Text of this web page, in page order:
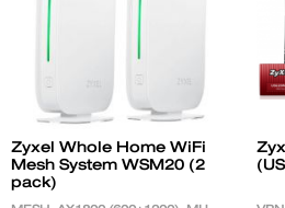
Zyxel Whole Home WiFi
Mesh System WSM20 (2
pack)